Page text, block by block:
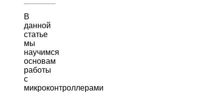
В
данной
статье
мы
научимся
основам
работы
с
микроконтроллерами